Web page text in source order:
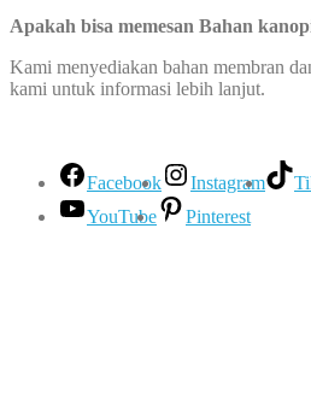
Apakah bisa memesan Bahan
Kami menyediakan bahan membran
kami untuk informasi lebih lanjut.
Facebook Instagram
YouTube
Pinterest